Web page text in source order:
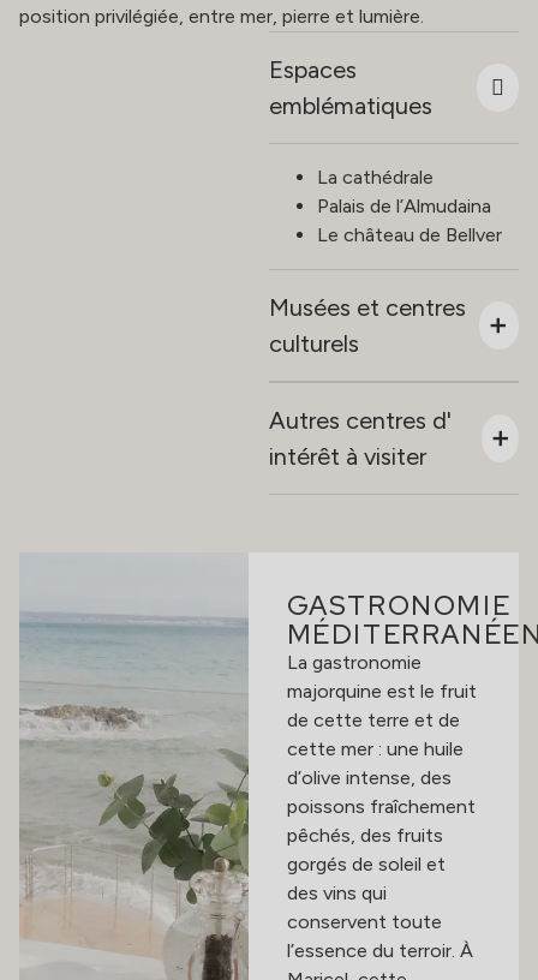
position privilégiée, entre mer, pierre et lumière.
Espaces
emblématiques
La cathédrale
Palais de l’Almudaina
Le château de Bellver
Musées et centres
culturels
Autres centres d'
intérêt à visiter
GASTRONOMIE
La gastronomie
majorquine est le fruit
de cette terre et de
cette mer : une huile
d’olive intense, des
poissons fraîchement
pêchés, des fruits
gorgés de soleil et
des vins qui
conservent toute
l’essence du terroir. À